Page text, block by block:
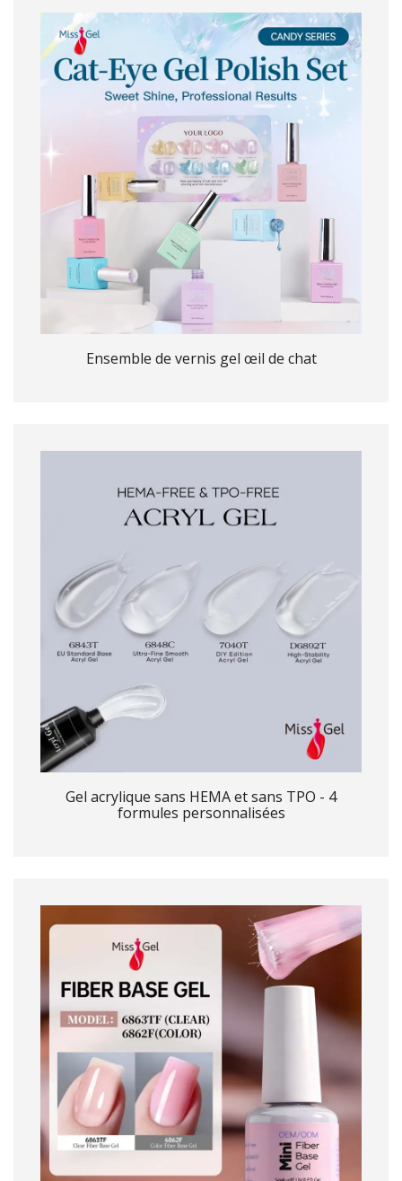
Ensemble de vernis gel œil de chat
Gel acrylique sans HEMA et sans TPO - 4
formules personnalisées